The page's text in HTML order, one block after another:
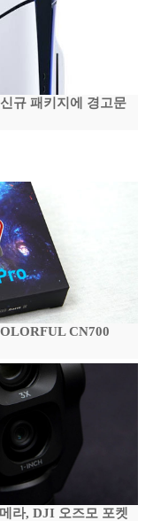
규 패키지에 경고문
CN700
라, DJI 오즈모 포켓